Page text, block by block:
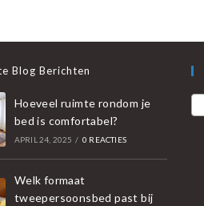
Blog Berichten
Hoeveel ruimte rondom je
bed is comfortabel?
APRIL 24, 2025 / 0 REACTIES
Welk formaat
tweepersoonsbed past bij